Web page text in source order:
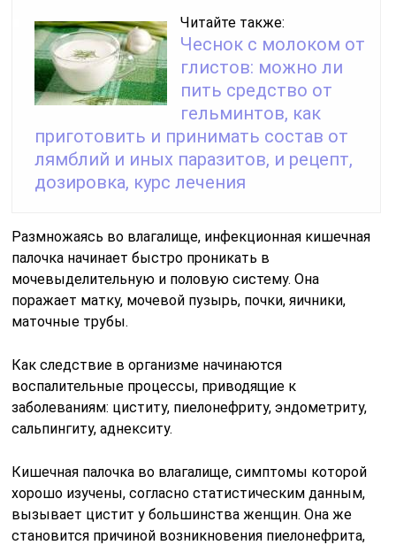
Читайте также:
Чеснок с молоком от
глистов: можно ли
пить средство от
гельминтов, как
приготовить и принимать состав от
лямблий и иных паразитов, и рецепт,
дозировка, курс лечения
Размножаясь во влагалище, инфекционная кишечная
палочка начинает быстро проникать в
мочевыделительную и половую систему. Она
поражает матку, мочевой пузырь, почки, яичники,
маточные трубы.
Как следствие в организме начинаются
воспалительные процессы, приводящие к
заболеваниям: циститу, пиелонефриту, эндометриту,
сальпингиту, аднекситу.
Кишечная палочка во влагалище, симптомы которой
хорошо изучены, согласно статистическим данным,
вызывает цистит у большинства женщин. Она же
становится причиной возникновения пиелонефрита,